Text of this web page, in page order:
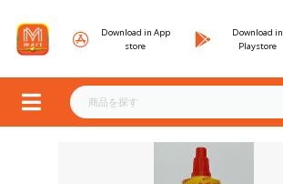
Download in App
store
Download in
Playstore